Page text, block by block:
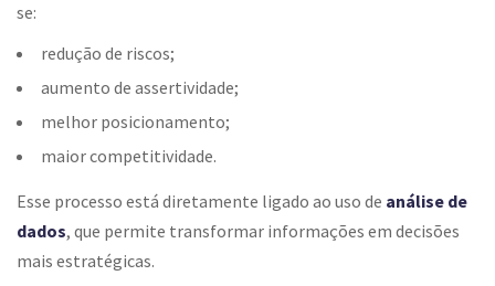
se:
redução de riscos;
aumento de assertividade;
melhor posicionamento;
maior competitividade.
Esse processo está diretamente ligado ao uso de análise de
dados, que permite transformar informações em decisões
mais estratégicas.